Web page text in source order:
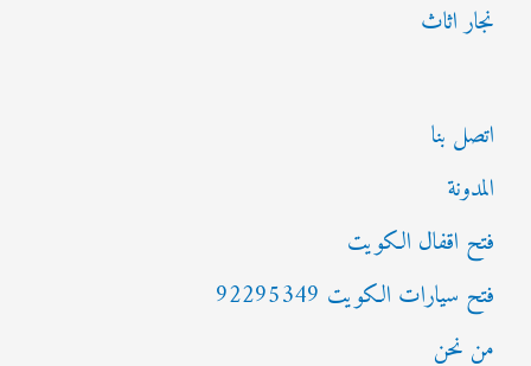
نجار اثاث
اتصل بنا
المدونة
فتح اقفال الكويت
فتح سيارات الكويت 92295349
من نحن